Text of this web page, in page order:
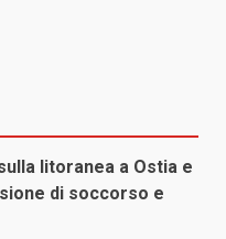
litoranea a Ostia e
di soccorso e